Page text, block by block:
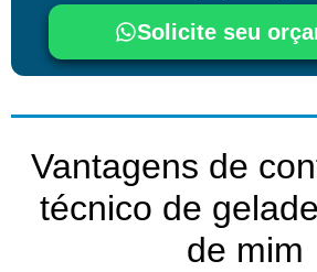
Solicite seu
Vantagens de
técnico de
de mim